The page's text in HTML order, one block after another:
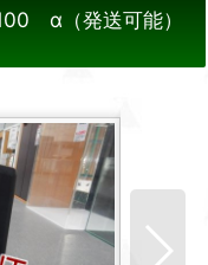
α（発送可能）